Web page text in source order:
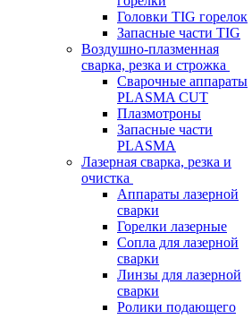
Головки TIG горелок
Запасные части TIG
Воздушно-плазменная
сварка, резка и строжка
Сварочные аппараты
PLASMA CUT
Плазмотроны
Запасные части
PLASMA
Лазерная сварка, резка и
очистка
Аппараты лазерной
сварки
Горелки лазерные
Сопла для лазерной
сварки
Линзы для лазерной
сварки
Ролики подающего